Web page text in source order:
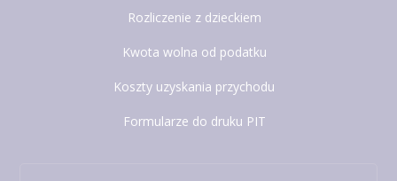
Rozliczenie z dzieckiem
Kwota wolna od podatku
Koszty uzyskania przychodu
Formularze do druku PIT